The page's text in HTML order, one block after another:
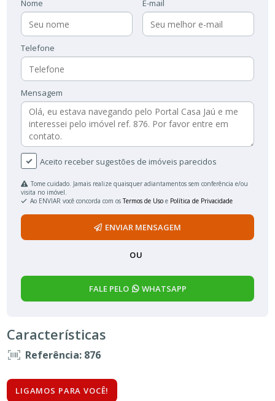
Nome E-mail
Telefone
Mensagem
Aceito receber sugestões de imóveis parecidos
Tome cuidado. Jamais realize quaisquer adiantamentos sem conferência e/ou
visita no imóvel.
Ao ENVIAR você concorda com osTermos de Uso e Política de Privacidade
ENVIAR MENSAGEM
OU
FALE PELO WHATSAPP
Características
Referência: 876
LIGAMOS PARA VOCÊ!